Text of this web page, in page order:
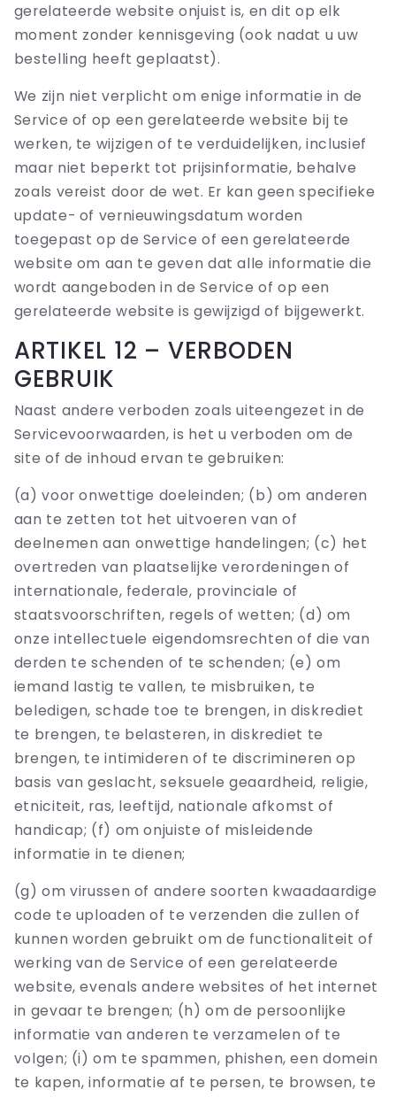
gerelateerde website onjuist is, en dit op elk
moment zonder kennisgeving (ook nadat u uw
bestelling heeft geplaatst).
We zijn niet verplicht om enige informatie in de
Service of op een gerelateerde website bij te
werken, te wijzigen of te verduidelijken, inclusief
maar niet beperkt tot prijsinformatie, behalve
zoals vereist door de wet. Er kan geen specifieke
update- of vernieuwingsdatum worden
toegepast op de Service of een gerelateerde
website om aan te geven dat alle informatie die
wordt aangeboden in de Service of op een
gerelateerde website is gewijzigd of bijgewerkt.
ARTIKEL 12 – VERBODEN
GEBRUIK
Naast andere verboden zoals uiteengezet in de
Servicevoorwaarden, is het u verboden om de
site of de inhoud ervan te gebruiken:
(a) voor onwettige doeleinden; (b) om anderen
aan te zetten tot het uitvoeren van of
deelnemen aan onwettige handelingen; (c) het
overtreden van plaatselijke verordeningen of
internationale, federale, provinciale of
staatsvoorschriften, regels of wetten; (d) om
onze intellectuele eigendomsrechten of die van
derden te schenden of te schenden; (e) om
iemand lastig te vallen, te misbruiken, te
beledigen, schade toe te brengen, in diskrediet
te brengen, te belasteren, in diskrediet te
brengen, te intimideren of te discrimineren op
basis van geslacht, seksuele geaardheid, religie,
etniciteit, ras, leeftijd, nationale afkomst of
handicap; (f) om onjuiste of misleidende
informatie in te dienen;
(g) om virussen of andere soorten kwaadaardige
code te uploaden of te verzenden die zullen of
kunnen worden gebruikt om de functionaliteit of
werking van de Service of een gerelateerde
website, evenals andere websites of het internet
in gevaar te brengen; (h) om de persoonlijke
informatie van anderen te verzamelen of te
volgen; (i) om te spammen, phishen, een domein
te kapen, informatie af te persen, te browsen, te